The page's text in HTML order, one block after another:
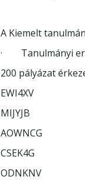
A Kiemelt
· Tanulmányi
200 pályázat
EWI4XV
MIJYJB
AOWNCG
CSEK4G
ODNKNV